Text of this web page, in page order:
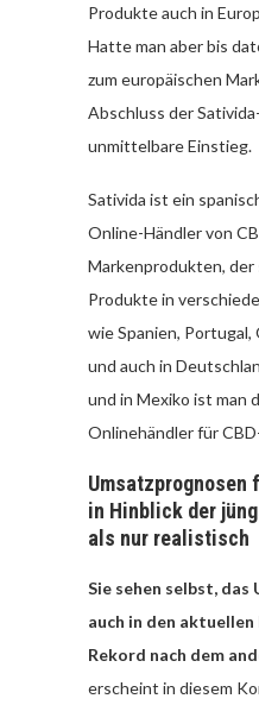
Produkte auch in
Hatte man aber bis
zum europäischen
Abschluss der
unmittelbare Einstieg.
Sativida ist ein
Online-Händler von
Markenprodukten,
Produkte in
wie Spanien,
und auch in
und in Mexiko ist man
Onlinehändler für
Umsatzprognosen
in Hinblick der
als nur realistisch
Sie sehen selbst,
auch in den
Rekord nach dem
erscheint in diesem